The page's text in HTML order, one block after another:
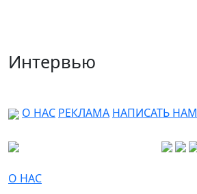
Интервью
О НАС РЕКЛАМА НАПИСАТЬ НАМ
О НАС